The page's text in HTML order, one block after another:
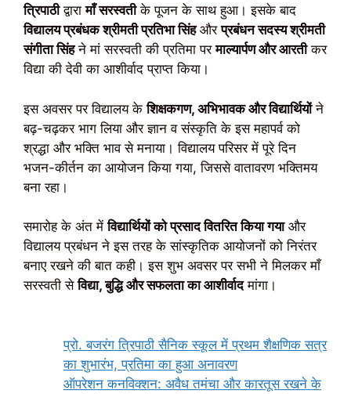
त्रिपाठीद्वारामाँ सरस्वतीके पूजन के साथ हुआ। इसके बाद
विद्यालय प्रबंधक श्रीमती प्रतिभा सिंहऔरप्रबंधन सदस्य श्रीमती
संगीता सिंहने मां सरस्वती की प्रतिमा परमाल्यार्पण और आरतीकर
विद्या की देवी का आशीर्वाद प्राप्त किया।
इस अवसर पर विद्यालय केशिक्षकगण, अभिभावक और विद्यार्थियोंने
बढ़-चढ़कर भाग लिया और ज्ञान व संस्कृति के इस महापर्व को
श्रद्धा और भक्ति भाव से मनाया। विद्यालय परिसर में पूरे दिन
भजन-कीर्तन का आयोजन किया गया, जिससे वातावरण भक्तिमय
बना रहा।
समारोह के अंत मेंविद्यार्थियों को प्रसाद वितरित किया गयाऔर
विद्यालय प्रबंधन ने इस तरह के सांस्कृतिक आयोजनों को निरंतर
बनाए रखने की बात कही। इस शुभ अवसर पर सभी ने मिलकर माँ
सरस्वती सेविद्या, बुद्धि और सफलता का आशीर्वादमांगा।
प्रो. बजरंग त्रिपाठी सैनिक स्कूल में प्रथम शैक्षणिक सत्र
का शुभारंभ, प्रतिमा का हुआ अनावरण
ऑपरेशन कनविक्शन: अवैध तमंचा और कारतूस रखने के